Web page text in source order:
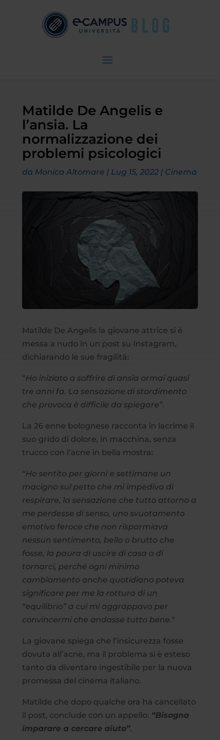
Matilde De Angelis e
l’ansia. La
normalizzazione dei
problemi psicologici
da Monica Altomare | Lug 15, 2022| Cinema
Matilde De Angelis la giovane attrice si è
messa a nudo in un post su Instagram,
dichiarando le sue fragilità:
“Ho iniziato a soffrire di ansia ormai quasi
tre anni fa. La sensazione di stordimento
che provoca è difficile da spiegare”.
La 26 enne bolognese racconta in lacrime il
suo grido di dolore, in macchina, senza
trucco con l’acne in bella mostra:
“Ho sentito per giorni e settimane un
macigno sul petto che mi impediva di
respirare, la sensazione che tutto attorno a
me perdesse di senso, uno svuotamento
emotivo feroce che non risparmiava
nessun sentimento, bello o brutto che
fosse, la paura di uscire di casa o di
tornarci, perché ogni minimo
cambiamento anche quotidiano poteva
significare per me la rottura di un
“equilibrio” a cui mi aggrappavo per
convincermi che andasse tutto bene.“
La giovane spiega che l’insicurezza fosse
dovuta all’acne, ma il problema si è esteso
tanto da diventare ingestibile per la nuova
promessa del cinema italiano.
Matilde che dopo qualche ora ha cancellato
il post, conclude con un appello: “Bisogna
imparare a cercare aiuto”.